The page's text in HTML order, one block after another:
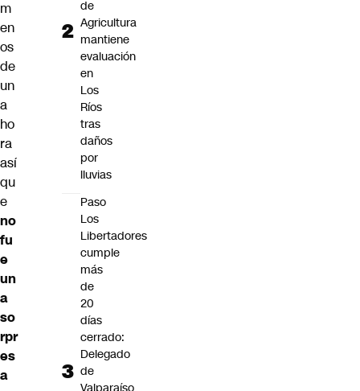
m
en
os
de
un
a
ho
ra
así
qu
e
no
fu
e
un
a
so
rpr
es
a
de
Agricultura
mantiene
evaluación
en
Los
Ríos
tras
daños
por
lluvias
Paso
Los
Libertadores
cumple
más
de
20
días
cerrado:
Delegado
de
Valparaíso